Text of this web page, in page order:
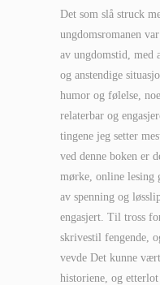
Det som slå struck
ungdomsromanen
av ungdomstid, med
og anstendige
humor og følelse,
relaterbar og
tingene jeg setter
ved denne boken er
mørke, online lesing
av spenning og
engasjert. Til tross
skrivestil fengende,
vevde Det kunne
historiene, og